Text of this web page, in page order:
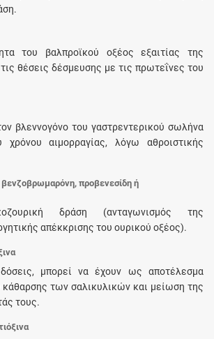
του βαλπροϊκού οξέος εξαιτίας της
θέσεις δέσμευσης με τις πρωτεΐνες του
βλεννογόνο του γαστρεντερικού σωλήνα
αιμορραγίας, λόγω αθροιστικής
προβενεσίδη ή
δράση (ανταγωνισμός της
απέκκρισης του ουρικού οξέος).
μπορεί να έχουν ως αποτέλεσμα
των σαλικυλικών και μείωση της
τους.